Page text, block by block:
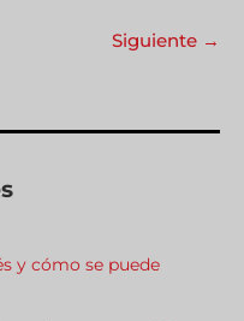
Siguiente →
y cómo se puede